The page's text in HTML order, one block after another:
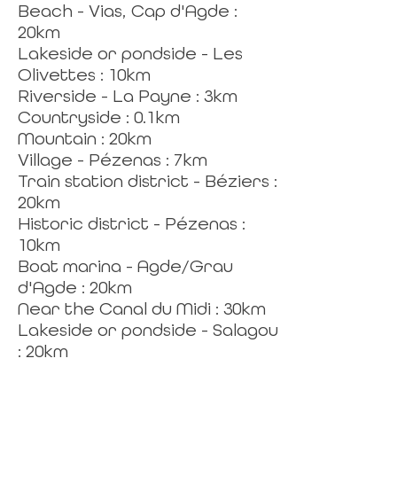
Beach - Vias, Cap d'Agde :
20km
Lakeside or pondside - Les
Olivettes : 10km
Riverside - La Payne : 3km
Countryside : 0.1km
Mountain : 20km
Village - Pézenas : 7km
Train station district - Béziers :
20km
Historic district - Pézenas :
10km
Boat marina - Agde/Grau
d'Agde : 20km
Near the Canal du Midi : 30km
Lakeside or pondside - Salagou
: 20km